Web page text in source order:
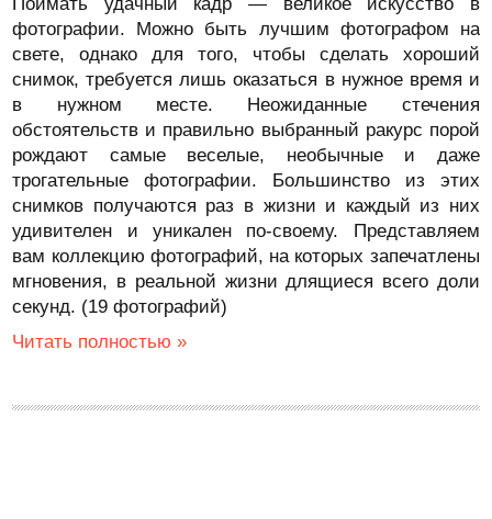
фотографии. Можно быть лучшим фотографом на
свете, однако для того, чтобы сделать хороший
снимок, требуется лишь оказаться в нужное время и
в нужном месте. Неожиданные стечения
обстоятельств и правильно выбранный ракурс порой
рождают самые веселые, необычные и даже
трогательные фотографии. Большинство из этих
снимков получаются раз в жизни и каждый из них
удивителен и уникален по-своему. Представляем
вам коллекцию фотографий, на которых запечатлены
мгновения, в реальной жизни длящиеся всего доли
секунд. (19 фотографий)
Читать полностью »